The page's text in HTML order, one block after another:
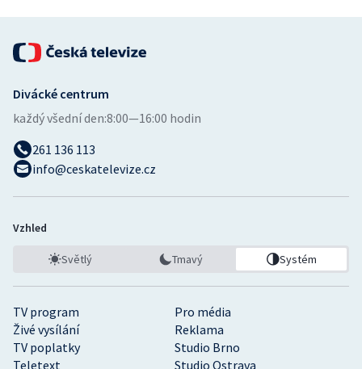
TV program
Pro média
Živé vysílání
Reklama
TV poplatky
Studio Brno
Teletext
Studio Ostrava
Divácké centrum
každý všední den:8:00—16:00 hodin
261 136 113
info@ceskatelevize.cz
Vzhled
Světlý Tmavý Systém